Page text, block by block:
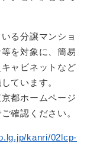
る分譲マンショ
を対象に、簡易
ャビネットなど
ています。
都ホームページ
確認ください。
kanri/02lcp-